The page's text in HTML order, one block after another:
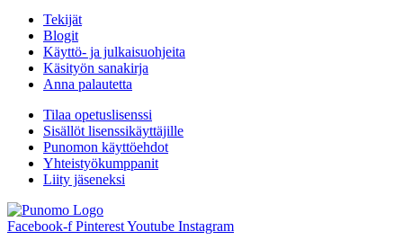
Tekijät
Blogit
Käyttö- ja julkaisuohjeita
Käsityön sanakirja
Anna palautetta
Tilaa opetuslisenssi
Sisällöt lisenssikäyttäjille
Punomon käyttöehdot
Yhteistyökumppanit
Liity jäseneksi
Facebook-f PinterestYoutube Instagram